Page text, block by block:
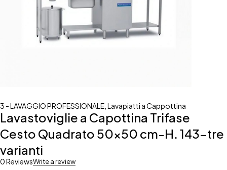
3 - LAVAGGIO PROFESSIONALE Lavapiatti a Cappottina
Lavastoviglie a Capottina Trifase
Cesto Quadrato 50×50 cm-H. 143-tre
varianti
0 ReviewsWrite a review